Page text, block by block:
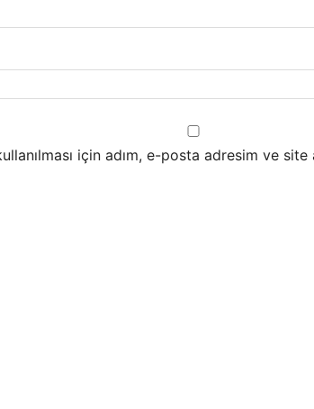
için adım, e-posta adresim ve